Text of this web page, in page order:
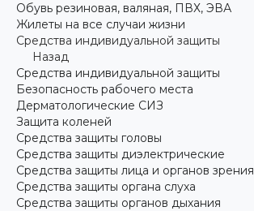
Обувь резиновая, валяная, ПВХ, ЭВА
Жилеты на все случаи жизни
Средства индивидуальной защиты
Назад
Средства индивидуальной защиты
Безопасность рабочего места
Дерматологические СИЗ
Защита коленей
Средства защиты головы
Средства защиты диэлектрические
Средства защиты лица и органов зрения
Средства защиты органа слуха
Средства защиты органов дыхания